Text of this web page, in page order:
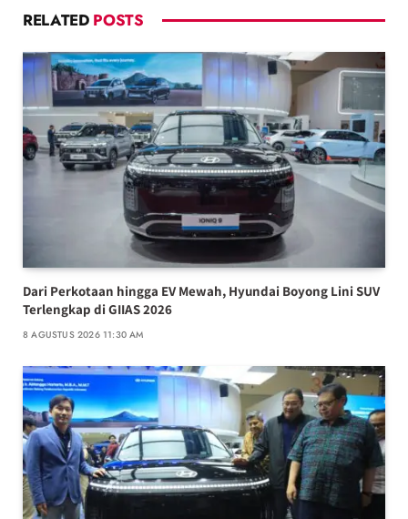
RELATED POSTS
Dari Perkotaan hingga EV Mewah, Hyundai Boyong Lini SUV
Terlengkap di GIIAS 2026
8 AGUSTUS 2026 11:30 AM